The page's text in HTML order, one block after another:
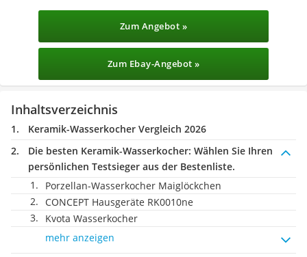
Zum Angebot »
Zum Ebay-Angebot »
Inhaltsverzeichnis
Keramik-Wasserkocher Vergleich 2026
Die besten Keramik-Wasserkocher: Wählen Sie Ihren
persönlichen Testsieger aus der Bestenliste.
Porzellan-Wasserkocher Maiglöckchen
CONCEPT Hausgeräte RK0010ne
Kvota Wasserkocher
mehr anzeigen